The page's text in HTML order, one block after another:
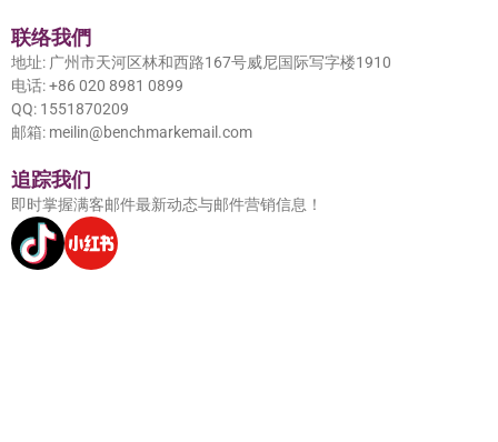
联络我們
地址: 广州市天河区林和西路167号威尼国际写字楼1910
电话: +86 020 8981 0899
QQ: 1551870209
邮箱: meilin@benchmarkemail.com
追踪我们
即时掌握满客邮件最新动态与邮件营销信息！